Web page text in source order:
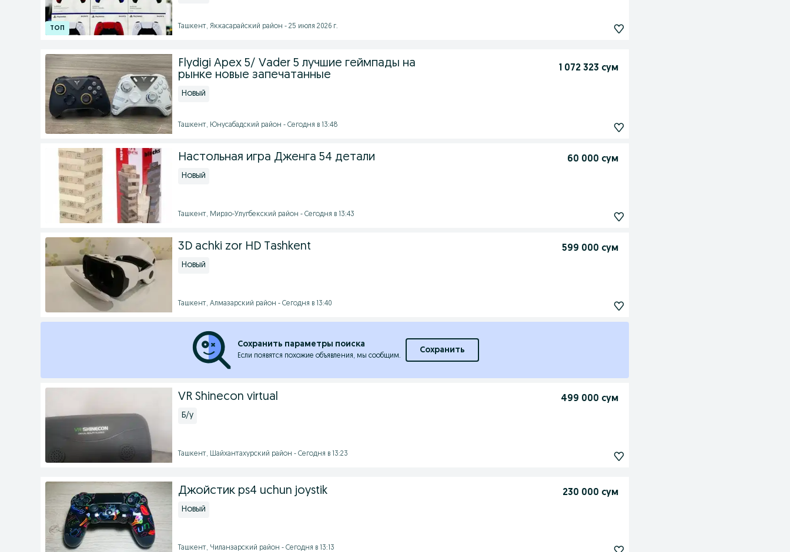
Ташкент, Яккасарайский район - 25 июля 2026 г.
Flydigi Apex 5/ Vader 5 лучшие геймпады на
рынке новые запечатанные
1 072 323 сум
Новый
Ташкент, Юнусабадский район - Сегодня в 13:48
Настольная игра Дженга 54 детали 60 000 сум
Новый
Ташкент, Мирзо-Улугбекский район - Сегодня в 13:43
3D achki zor HD Tashkent 599 000 сум
Новый
Ташкент, Алмазарский район - Сегодня в 13:40
Сохранить параметры поиска
Если появятся похожие объявления, мы сообщим.
Сохранить
VR Shinecon virtual 499 000 сум
Б/у
Ташкент, Шайхантахурский район - Сегодня в 13:23
Джойстик ps4 uchun joystik 230 000 сум
Новый
Ташкент, Чиланзарский район - Сегодня в 13:13